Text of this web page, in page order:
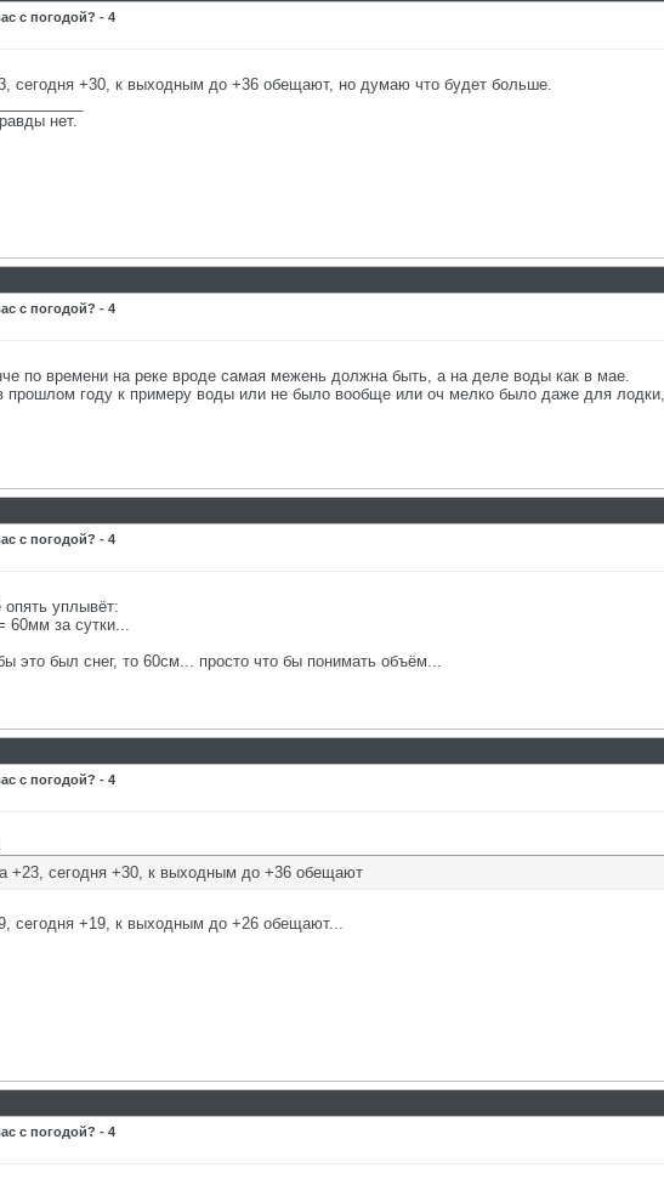
с погодой? - 4
сегодня +30, к выходным до +36 обещают, но думаю что будет больше.
нет.
с погодой? - 4
по времени на реке вроде самая межень должна быть, а на деле воды как в мае.
прошлом году к примеру воды или не было вообще или оч мелко было даже для
с погодой? - 4
опять уплывёт:
60мм за сутки...
это был снег, то 60см... просто что бы понимать объём...
с погодой? - 4
+23, сегодня +30, к выходным до +36 обещают
сегодня +19, к выходным до +26 обещают...
с погодой? - 4